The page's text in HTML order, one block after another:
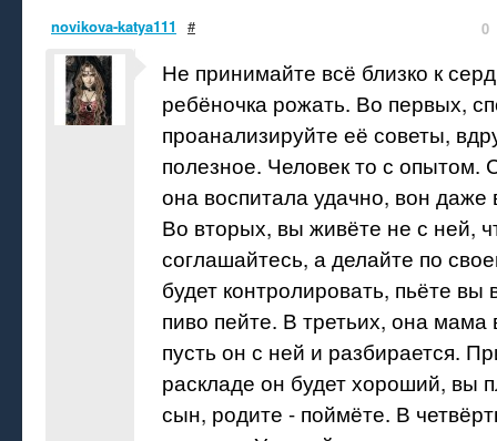
novikova-katya111 # 0
Не принимайте всё близко к
ребёночка рожать. Во первых,
проанализируйте её советы,
полезное. Человек то с опытом.
она воспитала удачно, вон даже
Во вторых, вы живёте не с ней,
соглашайтесь, а делайте по
будет контролировать, пьёте вы
пиво пейте. В третьих, она
пусть он с ней и разбирается.
раскладе он будет хороший, вы
сын, родите - поймёте. В